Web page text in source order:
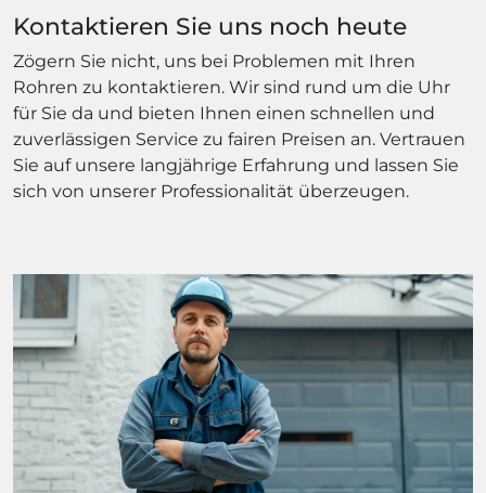
Kontaktieren Sie uns noch heute
Zögern Sie nicht, uns bei Problemen mit Ihren
Rohren zu kontaktieren. Wir sind rund um die Uhr
für Sie da und bieten Ihnen einen schnellen und
zuverlässigen Service zu fairen Preisen an. Vertrauen
Sie auf unsere langjährige Erfahrung und lassen Sie
sich von unserer Professionalität überzeugen.